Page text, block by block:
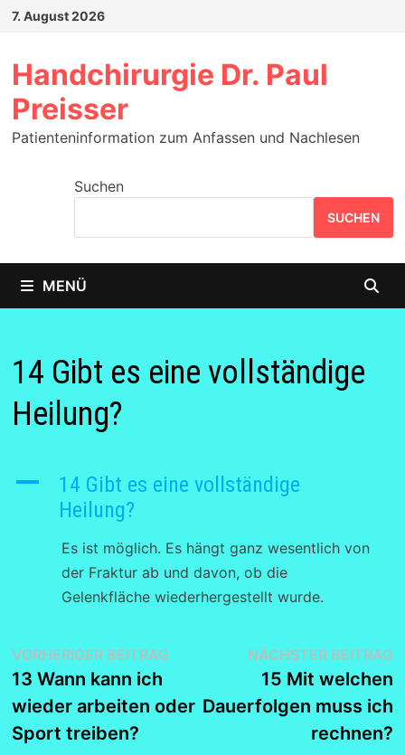
Zum
7. August 2026
Handchirurgie Dr. Paul
Preisser
Patienteninformation zum Anfassen und Nachlesen
Suchen
SUCHEN
MENÜ
14 Gibt es eine vollständige
Heilung?
A
14 Gibt es eine vollständige
Heilung?
Es ist möglich. Es hängt ganz wesentlich von
der Fraktur ab und davon, ob die
Gelenkfläche wiederhergestellt wurde.
Beitragsnavigation
VORHERIGER BEITRAGVorheriger
13 Wann kann ich
wieder arbeiten oder
Sport treiben?
NÄCHSTER BEITRAG
15 Mit welchen
Dauerfolgen muss ich
rechnen?